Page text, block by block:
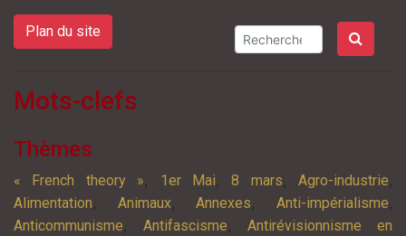
Plan du site
Mots-clefs
Thèmes
« French theory », 1er Mai,8 mars, Agro-industrie,
Alimentation, Animaux,Annexes,Anti-impérialisme,
Anticommunisme, Antifascisme, Antirévisionnisme en